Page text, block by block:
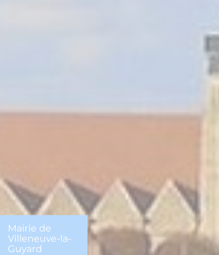
Mairie de
Villeneuve-la-
Guyard